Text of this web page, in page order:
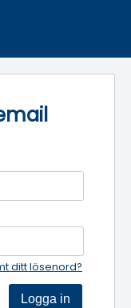
ditt lösenord?
Logga in